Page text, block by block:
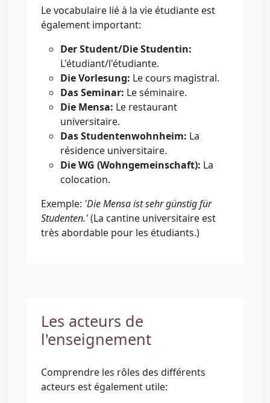
Le vocabulaire lié à la vie étudiante est
également important:
Der Student/Die Studentin:
L'étudiant/l'étudiante.
Die Vorlesung: Le cours magistral.
Das Seminar: Le séminaire.
Die Mensa: Le restaurant
universitaire.
Das Studentenwohnheim: La
résidence universitaire.
Die WG (Wohngemeinschaft): La
colocation.
Exemple: 'Die Mensa ist sehr günstig für
Studenten.'(La cantine universitaire est
très abordable pour les étudiants.)
Les acteurs de
l'enseignement
Comprendre les rôles des différents
acteurs est également utile: